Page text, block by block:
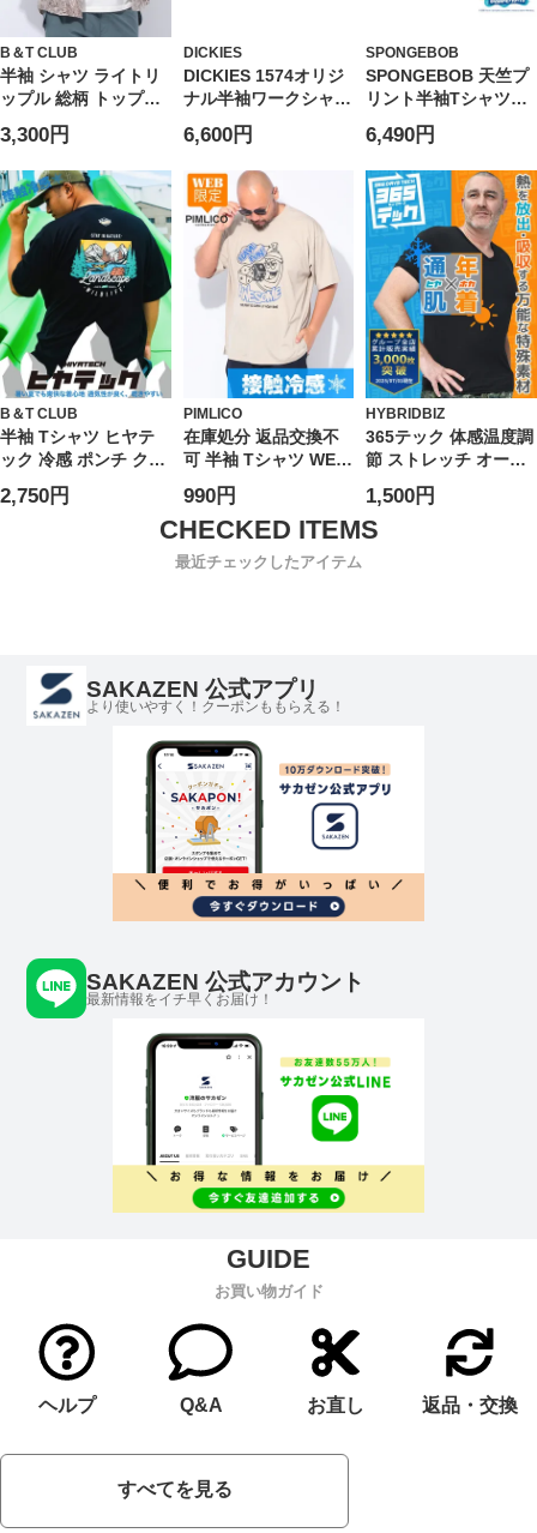
B＆T CLUB
半袖 シャツ ライトリ
ップル 総柄 トップス
柄シャツ ポケット 春
夏 大きいサイズ メン
ズ
3,300円
DICKIES
DICKIES 1574オリジ
ナル半袖ワークシャツ
(1277-6251)
6,600円
SPONGEBOB
SPONGEBOB 天竺プ
リント半袖Tシャツ
(1278-6505)
6,490円
B＆T CLUB
半袖 Tシャツ ヒヤテ
ック 冷感 ポンチ クル
ーネック
MOUNTAINS トップ
ス プリント 刺繍 涼し
2,750円
PIMLICO
在庫処分 返品交換不
可 半袖 Tシャツ WEB
限定 ポンチ ダイスプ
リント クルーネック
トップス ゆったり 春
夏 大きいサイズ メン
ズ
990円
HYBRIDBIZ
365テック 体感温度調
節 ストレッチ オール
シーズン対応 半袖 V
ネック アンダーTシャ
ツ HYBRIDBIZ ハイブ
1,500円
最近チェックしたアイテム
SAKAZEN 公式アプリ
より使いやすく！クーポンももらえる！
SAKAZEN 公式アカウント
最新情報をイチ早くお届け！
お買い物ガイド
ヘルプ Q&A お直し 返品・交換
すべてを見る